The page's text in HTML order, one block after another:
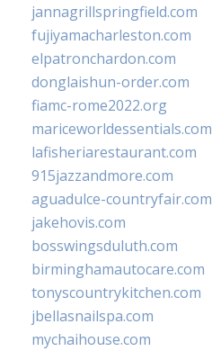
jannagrillspringfield.com
fujiyamacharleston.com
elpatronchardon.com
donglaishun-order.com
fiamc-rome2022.org
mariceworldessentials.com
lafisheriarestaurant.com
915jazzandmore.com
aguadulce-countryfair.com
jakehovis.com
bosswingsduluth.com
birminghamautocare.com
tonyscountrykitchen.com
jbellasnailspa.com
mychaihouse.com